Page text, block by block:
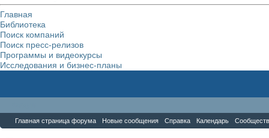
Главная
Библиотека
Поиск компаний
Поиск пресс-релизов
Программы и видеокурсы
Исследования и бизнес-планы
Главная страница форума Новые сообщения Справка Календарь